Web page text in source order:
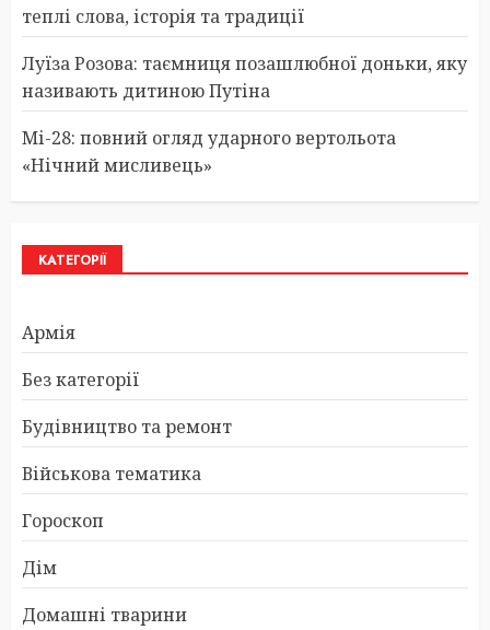
теплі слова, історія та традиції
Луїза Розова: таємниця позашлюбної доньки, яку
називають дитиною Путіна
Мі-28: повний огляд ударного вертольота
«Нічний мисливець»
КАТЕГОРІЇ
Армія
Без категорії
Будівництво та ремонт
Військова тематика
Гороскоп
Дім
Домашні тварини